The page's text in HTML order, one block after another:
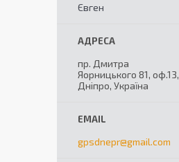
Євген
пр. Дмитра
Яорницького 81, оф.13,
Дніпро, Україна
gpsdnepr@gmail.com